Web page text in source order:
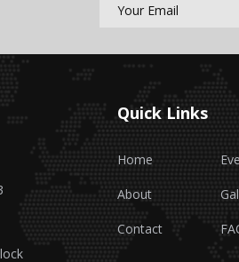
Quick Links
Home
About
Contact